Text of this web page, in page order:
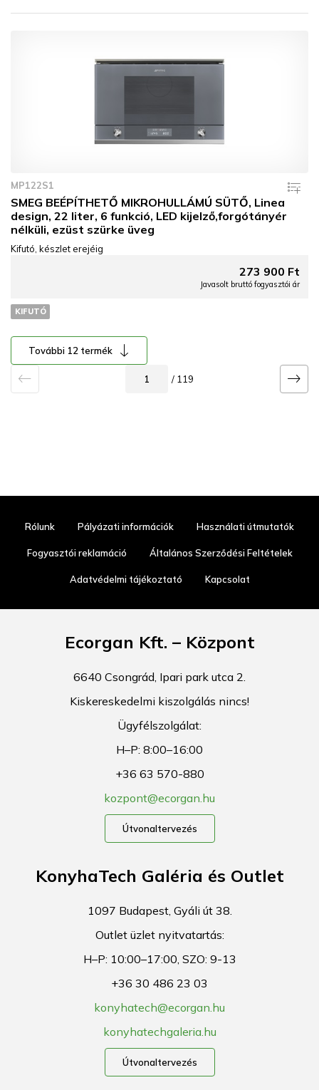
MP122S1
SMEG BEÉPÍTHETŐ MIKROHULLÁMÚ SÜTŐ, Linea
design, 22 liter, 6 funkció, LED kijelző,forgótányér
nélküli, ezüst szürke üveg
Kifutó, készlet erejéig
273 900 Ft
Javasolt bruttó fogyasztói ár
KIFUTÓ
További 12 termék
/ 119
Rólunk Pályázati információk Használati útmutatók
Fogyasztói reklamáció Általános Szerződési Feltételek
Adatvédelmi tájékoztató Kapcsolat
Ecorgan Kft. – Központ
6640 Csongrád, Ipari park utca 2.
Kiskereskedelmi kiszolgálás nincs!
Ügyfélszolgálat:
H–P: 8:00–16:00
+36 63 570-880
kozpont@ecorgan.hu
Útvonaltervezés
KonyhaTech Galéria és Outlet
1097 Budapest, Gyáli út 38.
Outlet üzlet nyitvatartás:
H–P: 10:00–17:00, SZO: 9-13
+36 30 486 23 03
konyhatech@ecorgan.hu
konyhatechgaleria.hu
Útvonaltervezés